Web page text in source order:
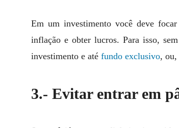
Em um investimento você deve
inflação e obter lucros. Para isso,
investimento e até fundo exclusivo, ou,
3.- Evitar entrar em